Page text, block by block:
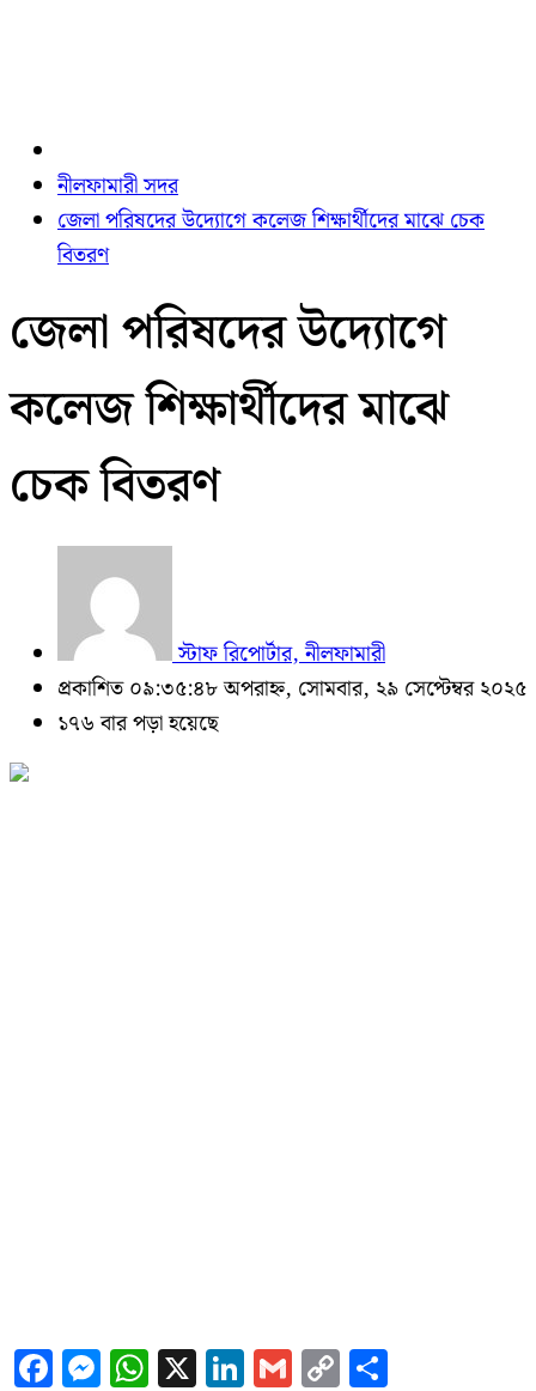
নীলফামারী সদর
জেলা পরিষদের উদ্যোগে কলেজ শিক্ষার্থীদের মাঝে চেক
বিতরণ
জেলা পরিষদের উদ্যোগে
কলেজ শিক্ষার্থীদের মাঝে
চেক বিতরণ
স্টাফ রিপোর্টার, নীলফামারী
প্রকাশিত ০৯:৩৫:৪৮ অপরাহ্ন, সোমবার, ২৯ সেপ্টেম্বর ২০২৫
১৭৬ বার পড়া হয়েছে
Facebook
Messenger
WhatsApp
X LinkedIn
GmailCopy